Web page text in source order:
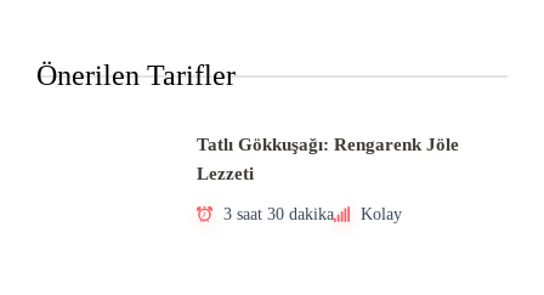
Önerilen Tarifler
Tatlı Gökkuşağı: Rengarenk Jöle
Lezzeti
3 saat 30 dakika Kolay